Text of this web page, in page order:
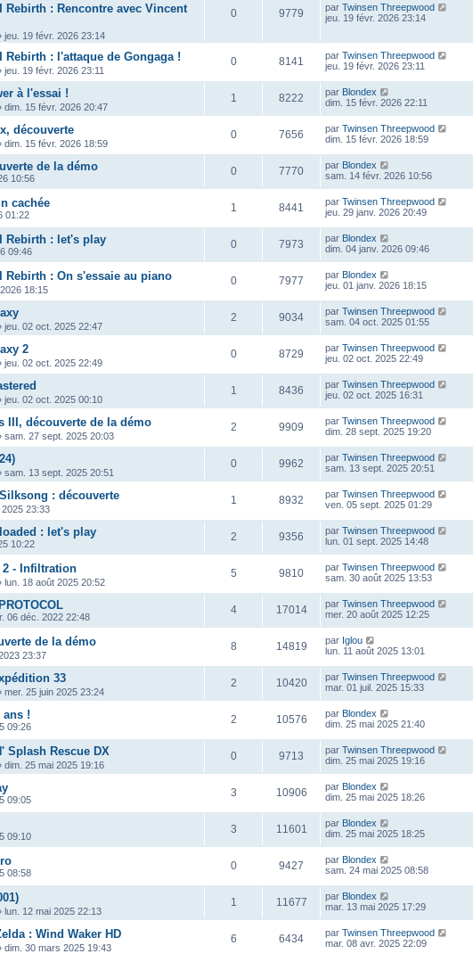
Rebirth : Rencontre avec Vincent
jeu. 19 févr. 2026 23:14
0 9779 par Twinsen Threepwood
jeu. 19 févr. 2026 23:14
Rebirth : l'attaque de Gongaga !
jeu. 19 févr. 2026 23:11
0 8141 par Twinsen Threepwood
jeu. 19 févr. 2026 23:11
à l'essai !
dim. 15 févr. 2026 20:47
1 8222 par Blondex
dim. 15 févr. 2026 22:11
découverte
dim. 15 févr. 2026 18:59
0 7656 par Twinsen Threepwood
dim. 15 févr. 2026 18:59
de la démo
10:56
0 7770 par Blondex
sam. 14 févr. 2026 10:56
cachée
01:22
1 8441 par Twinsen Threepwood
jeu. 29 janv. 2026 20:49
Rebirth : let's play
09:46
0 7973 par Blondex
dim. 04 janv. 2026 09:46
Rebirth : On s'essaie au piano
18:15
0 7977 par Blondex
jeu. 01 janv. 2026 18:15
jeu. 02 oct. 2025 22:47
2 9034 par Twinsen Threepwood
sam. 04 oct. 2025 01:55
2
jeu. 02 oct. 2025 22:49
0 8729 par Twinsen Threepwood
jeu. 02 oct. 2025 22:49
jeu. 02 oct. 2025 00:10
1 8436 par Twinsen Threepwood
jeu. 02 oct. 2025 16:31
III, découverte de la démo
sam. 27 sept. 2025 20:03
2 9909 par Twinsen Threepwood
dim. 28 sept. 2025 19:20
sam. 13 sept. 2025 20:51
0 9962 par Twinsen Threepwood
sam. 13 sept. 2025 20:51
: découverte
23:33
1 8932 par Twinsen Threepwood
ven. 05 sept. 2025 01:29
: let's play
10:22
2 9356 par Twinsen Threepwood
lun. 01 sept. 2025 14:48
2 - Infiltration
lun. 18 août 2025 20:52
5 9810 par Twinsen Threepwood
sam. 30 août 2025 13:53
06 déc. 2022 22:48
4 17014 par Twinsen Threepwood
mer. 20 août 2025 12:25
de la démo
23:37
8 14819 par Iglou
lun. 11 août 2025 13:01
33
mer. 25 juin 2025 23:24
2 10420 par Twinsen Threepwood
mar. 01 juil. 2025 15:33
ans !
09:26
2 10576 par Blondex
dim. 25 mai 2025 21:40
Splash Rescue DX
dim. 25 mai 2025 19:16
0 9713 par Twinsen Threepwood
dim. 25 mai 2025 19:16
09:05
3 10906 par Blondex
dim. 25 mai 2025 18:26
09:10
3 11601 par Blondex
dim. 25 mai 2025 18:25
08:58
0 9427 par Blondex
sam. 24 mai 2025 08:58
lun. 12 mai 2025 22:13
1 11677 par Blondex
mar. 13 mai 2025 17:29
: Wind Waker HD
dim. 30 mars 2025 19:43
6 6434 par Twinsen Threepwood
mar. 08 avr. 2025 22:09